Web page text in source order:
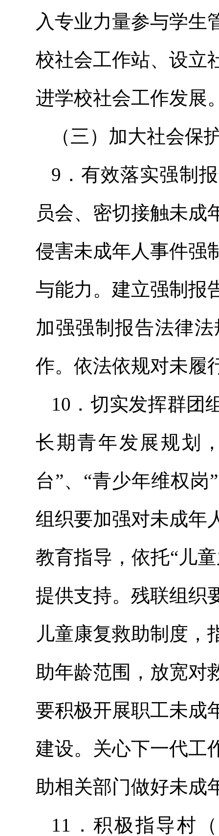
入专业力量参与学生
校社会工作站、设立
进学校社会工作发展
（三）加大社会保
9．有效落实强制
员会、密切接触未成
侵害未成年人事件强
与能力。建立强制报
加强强制报告法律
作。依法依规对未履
10．切实发挥群团
长期青年发展规划
台”、“青少年维权
组织要加强对未成年
教育指导，依托“儿
提供支持。残联组织
儿童康复救助制度，
助年龄范围，放宽对
要积极开展职工未成
建设。关心下一代工
助相关部门做好未成
11．积极指导村